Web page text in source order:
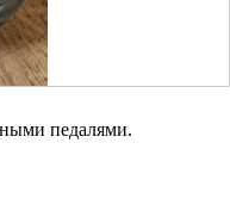
педалями.